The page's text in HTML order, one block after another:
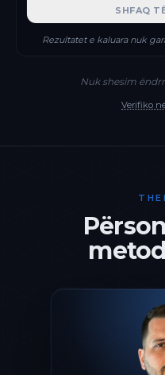
SHFAQ
Rezultatet e kaluara nuk
Nuk shesim
Verifiko